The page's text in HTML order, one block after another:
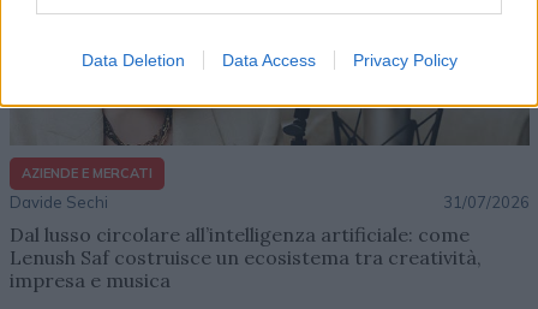
Data Deletion Data Access Privacy Policy
AZIENDE E MERCATI
Davide Sechi 31/07/2026
Dal lusso circolare all’intelligenza artificiale: come
Lenush Saf costruisce un ecosistema tra creatività,
impresa e musica